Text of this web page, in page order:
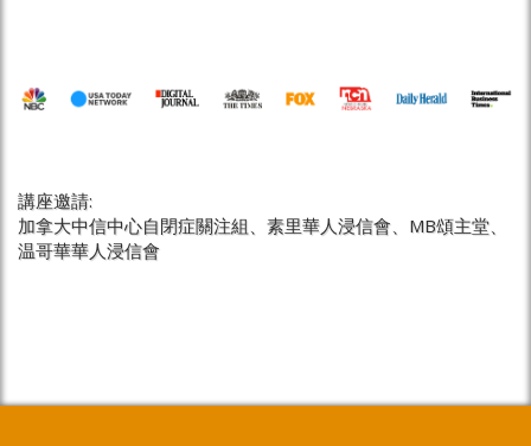
講座邀請:
加拿大中信中心自閉症關注組、素里華人浸信會、MB頌主堂、
温哥華華人浸信會